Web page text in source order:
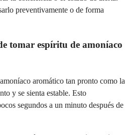
preventivamente o de forma
tomar espíritu de amoníaco
aromático tan pronto como la
y se sienta estable. Esto
segundos a un minuto después de